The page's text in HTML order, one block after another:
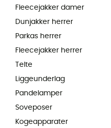
Fleecejakker damer
Dunjakker herrer
Parkas herrer
Fleecejakker herrer
Telte
Liggeunderlag
Pandelamper
Soveposer
Kogeapparater